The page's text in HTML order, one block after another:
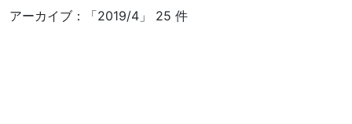
アーカイブ：「2019/4」 25 件